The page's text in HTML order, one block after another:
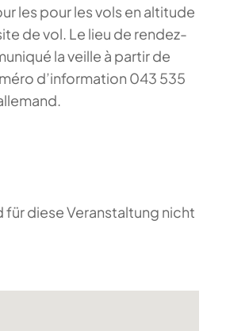
les pour les vols en altitude
de vol. Le lieu de rendez-
la veille à partir de
d’information 043 535
für diese Veranstaltung nicht